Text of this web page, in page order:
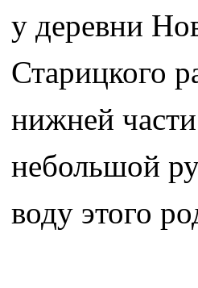
у деревни
Старицкого
нижней части
небольшой
воду этого